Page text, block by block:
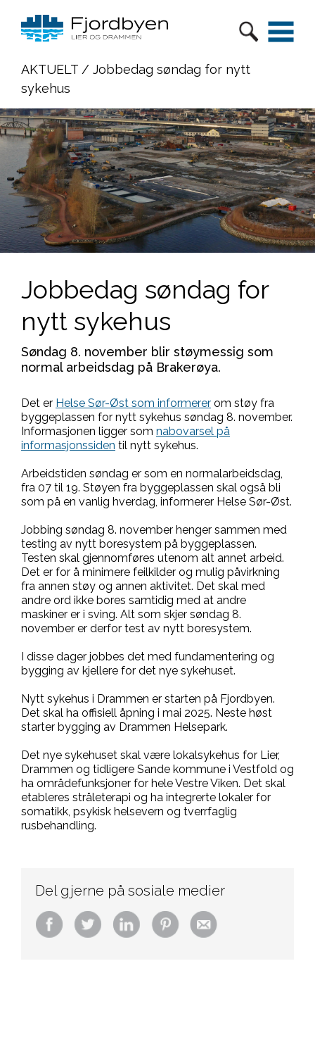
AKTUELT / Jobbedag søndag for nytt
sykehus
Jobbedag søndag for
nytt sykehus
Søndag 8. november blir støymessig som
normal arbeidsdag på Brakerøya.
Det er Helse Sør-Øst som informerer om støy fra
byggeplassen for nytt sykehus søndag 8. november.
Informasjonen ligger som nabovarsel på
informasjonssiden til nytt sykehus.
Arbeidstiden søndag er som en normalarbeidsdag,
fra 07 til 19. Støyen fra byggeplassen skal også bli
som på en vanlig hverdag, informerer Helse Sør-Øst.
Jobbing søndag 8. november henger sammen med
testing av nytt boresystem på byggeplassen.
Testen skal gjennomføres utenom alt annet arbeid.
Det er for å minimere feilkilder og mulig påvirkning
fra annen støy og annen aktivitet. Det skal med
andre ord ikke bores samtidig med at andre
maskiner er i sving. Alt som skjer søndag 8.
november er derfor test av nytt boresystem.
I disse dager jobbes det med fundamentering og
bygging av kjellere for det nye sykehuset.
Nytt sykehus i Drammen er starten på Fjordbyen.
Det skal ha offisiell åpning i mai 2025. Neste høst
starter bygging av Drammen Helsepark.
Det nye sykehuset skal være lokalsykehus for Lier,
Drammen og tidligere Sande kommune i Vestfold og
ha områdefunksjoner for hele Vestre Viken. Det skal
etableres stråleterapi og ha integrerte lokaler for
somatikk, psykisk helsevern og tverrfaglig
rusbehandling.
Del gjerne på sosiale medier